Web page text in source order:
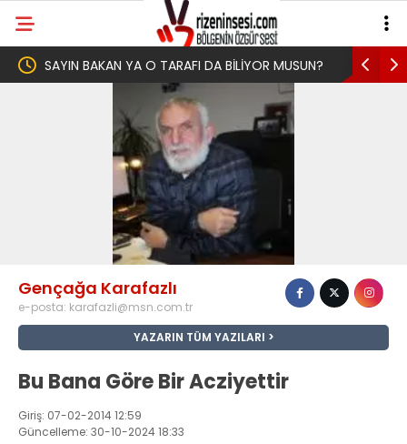
O TARAFI DA BİLİYOR MUSUN? Yeni Parti İktidar Yolculuğuna
Memleketi Rize’den Başladı
Gençağa Karafazlı
e-posta: karafazli@msn.com.tr
YAZARIN TÜM YAZILARI
Bu Bana Göre Bir Acziyettir
Giriş: 07-02-2014 12:59
Güncelleme: 30-10-2024 18:33